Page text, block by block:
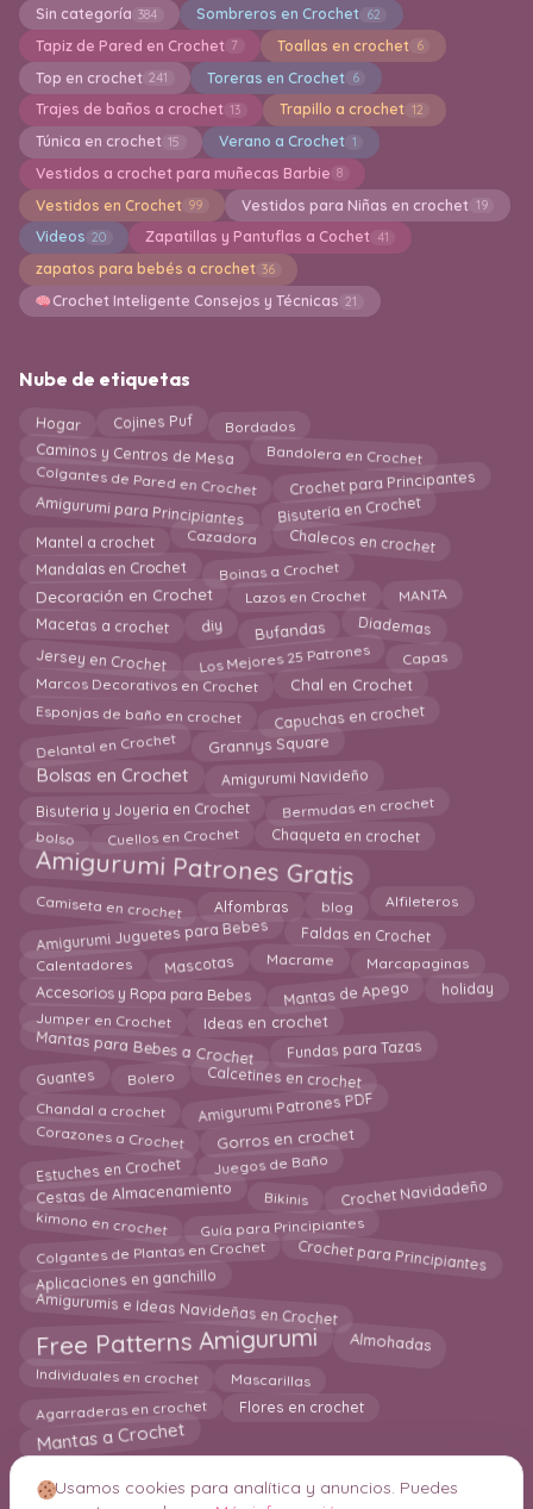
Sin categoría 384 Sombreros en Crochet 62
Tapiz de Pared en Crochet 7 Toallas en crochet 6
Top en crochet 241 Toreras en Crochet 6
Trajes de baños a crochet 13 Trapillo a crochet 12
Túnica en crochet 15 Verano a Crochet 1
Vestidos a crochet para muñecas Barbie 8
Vestidos en Crochet 99 Vestidos para Niñas en crochet 19
Videos 20 Zapatillas y Pantuflas a Cochet 41
zapatos para bebés a crochet 36
Crochet Inteligente Consejos y Técnicas 21
Nube de etiquetas
Hogar Cojines Puf Bordados
Caminos y Centros de Mesa Bandolera en Crochet
Colgantes de Pared en Crochet Crochet para Principantes
Amigurumi para Principiantes Bisutería en Crochet
Mantel a crochet Cazadora Chalecos en crochet
Mandalas en Crochet Boinas a Crochet
Decoración en Crochet Lazos en Crochet MANTA
Macetas a crochet diy Bufandas Diademas
Jersey en Crochet Los Mejores 25 Patrones Capas
Marcos Decorativos en Crochet Chal en Crochet
Esponjas de baño en crochet Capuchas en crochet
Delantal en Crochet Grannys Square
Bolsas en Crochet Amigurumi Navideño
Bisuteria y Joyeria en Crochet Bermudas en crochet
bolso Cuellos en Crochet Chaqueta en crochet
Amigurumi Patrones Gratis
Camiseta en crochet Alfombras blog Alfileteros
Amigurumi Juguetes para Bebes Faldas en Crochet
Calentadores Mascotas Macrame Marcapaginas
Accesorios y Ropa para Bebes Mantas de Apego holiday
Jumper en Crochet Ideas en crochet
Mantas para Bebes a Crochet Fundas para Tazas
Guantes Bolero Calcetines en crochet
Chandal a crochet Amigurumi Patrones PDF
Corazones a Crochet Gorros en crochet
Estuches en Crochet Juegos de Baño
Cestas de Almacenamiento Bikinis Crochet Navidadeño
kimono en crochet Guía para Principiantes
Colgantes de Plantas en Crochet Crochet para Principiantes
Aplicaciones en ganchillo
Amigurumis e Ideas Navideñas en Crochet
Free Patterns Amigurumi Almohadas
Individuales en crochet Mascarillas
Agarraderas en crochet Flores en crochet
Mantas a Crochet
Usamos cookies para analítica y anuncios. Puedes